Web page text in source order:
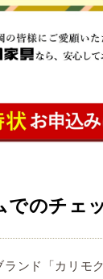
でのチェ
ンド「カリモ